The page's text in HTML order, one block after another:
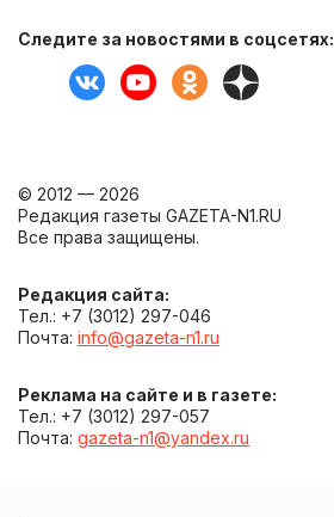
Следите за новостями в соцсетях:
© 2012 — 2026
Редакция газеты GAZETA-N1.RU
Все права защищены.
Редакция сайта:
Тел.: +7 (3012) 297-046
Почта: info@gazeta-n1.ru
Реклама на сайте и в газете:
Тел.: +7 (3012) 297-057
Почта: gazeta-n1@yandex.ru